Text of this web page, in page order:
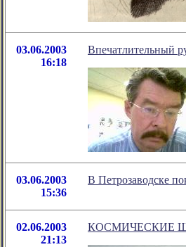
03.06.2003
16:18
Впечатлительный
03.06.2003
15:36
В Петрозаводске
02.06.2003
21:13
КОСМИЧЕСКИЕ